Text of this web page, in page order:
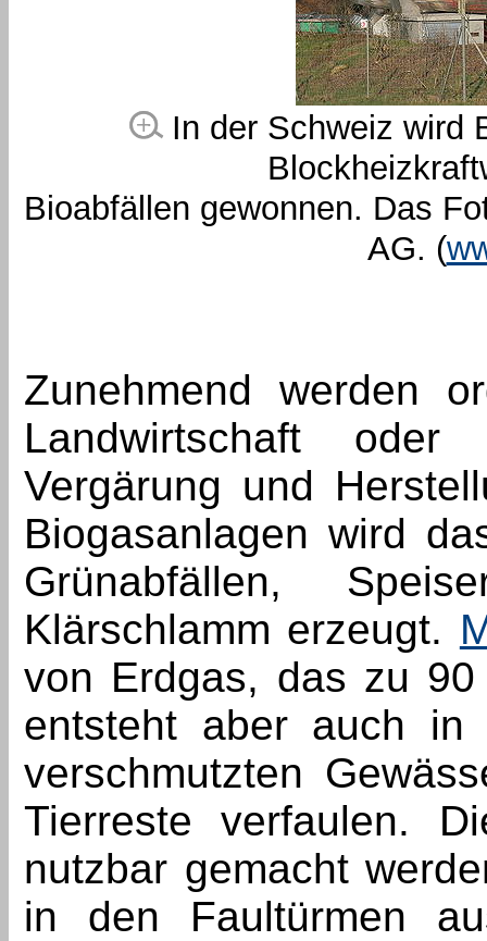
In der Schweiz wird
Bioabfällen gewonnen. Das
AG. (
Zunehmend werden
Landwirtschaft
Vergärung und
Biogasanlagen wird
Grünabfällen,
Klärschlamm erzeugt.
von Erdgas, das zu
entsteht aber auch in
verschmutzten
Tierreste verfaulen.
nutzbar gemacht
in den Faultürmen